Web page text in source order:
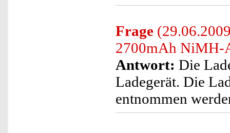
Frage
2700mAh NiMH-
Antwort: Die
Ladegerät. Die
entnommen